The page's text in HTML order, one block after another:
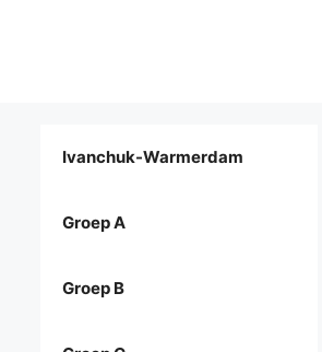
Ivanchuk-Warmerdam
Groep A
Groep B